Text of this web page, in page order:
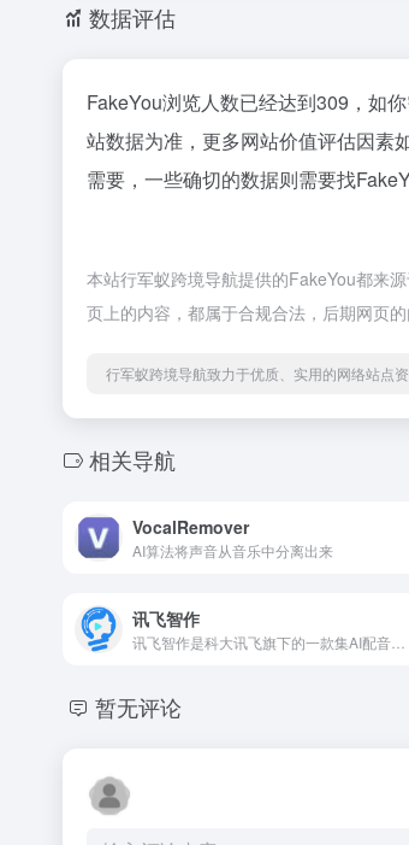
数据评估
FakeYou浏览人数已经达到309，如
站数据为准，更多网站价值评估因素
需要，一些确切的数据则需要找
本站行军蚁跨境导航提供的FakeYou都来
页上的内容，都属于合规合法，后期网页
行军蚁跨境导航致力于优质、实用的网络站点
相关导航
VocalRemover
AI算法将声音从音乐中分离出来
讯飞智作
暂无评论